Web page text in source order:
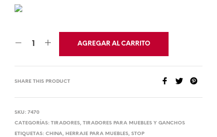
AGREGAR AL CARRITO
SHARE THIS PRODUCT
SKU: 7470
CATEGORÍAS: TIRADORES, TIRADORES PARA MUEBLES Y GANCHOS
ETIQUETAS: CHINA, HERRAJE PARA MUEBLES, STOP